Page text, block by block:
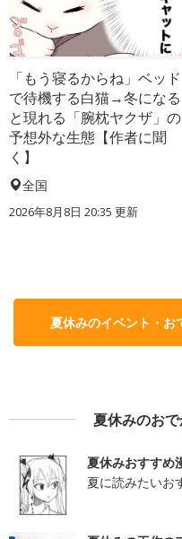
「もう寝るからね」ベッド
で待機する白猫→冬になる
と現れる「腕枕ヤクザ」の
予想外な生態【作者に聞
く】
全国
2026年8月8日 20:35 更新
夏休みのイベント・お
夏休みのお
夏休みおすすめ
夏に読みたいお